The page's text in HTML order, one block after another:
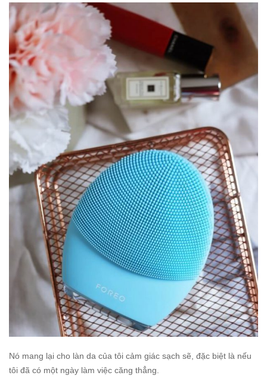
Nó mang lại cho làn da của tôi cảm giác sạch sẽ, đặc biệt là nếu
tôi đã có một ngày làm việc căng thẳng.